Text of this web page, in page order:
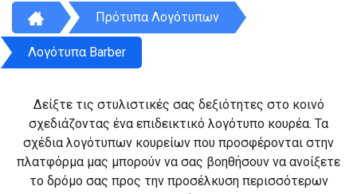
Πρότυπα Λογότυπων
Λογότυπα Barber
Δείξτε τις στυλιστικές σας δεξιότητες στο κοινό
σχεδιάζοντας ένα επιδεικτικό λογότυπο κουρέα. Τα
σχέδια λογότυπων κουρείων που προσφέρονται στην
πλατφόρμα μας μπορούν να σας βοηθήσουν να ανοίξετε
το δρόμο σας προς την προσέλκυση περισσότερων